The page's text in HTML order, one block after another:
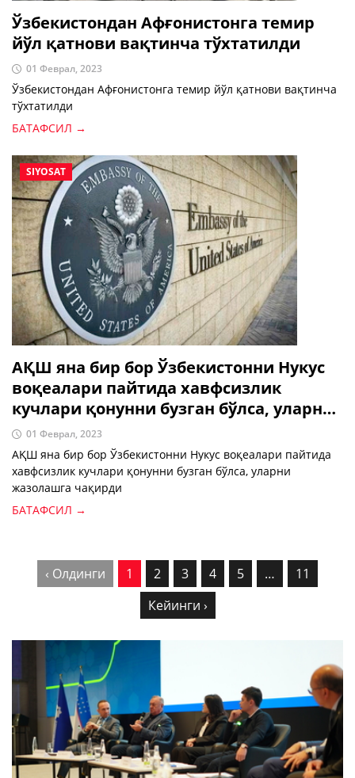
Ўзбекистондан Афғонистонга темир
йўл қатнови вақтинча тўхтатилди
01 Феврал, 2023
Ўзбекистондан Афғонистонга темир йўл қатнови вақтинча
тўхтатилди
БАТАФСИЛ →
SIYOSAT
АҚШ яна бир бор Ўзбекистонни Нукус
воқеалари пайтида хавфсизлик
кучлари қонунни бузган бўлса, уларни
жазолашга чақирди
01 Феврал, 2023
АҚШ яна бир бор Ўзбекистонни Нукус воқеалари пайтида
хавфсизлик кучлари қонунни бузган бўлса, уларни
жазолашга чақирди
БАТАФСИЛ →
‹ Олдинги 1 2 3 4 5 …
11
Кейинги ›